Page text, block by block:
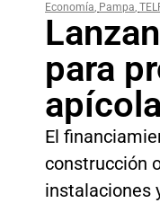
Economía, Pampa,
para
El
construcción
instalaciones